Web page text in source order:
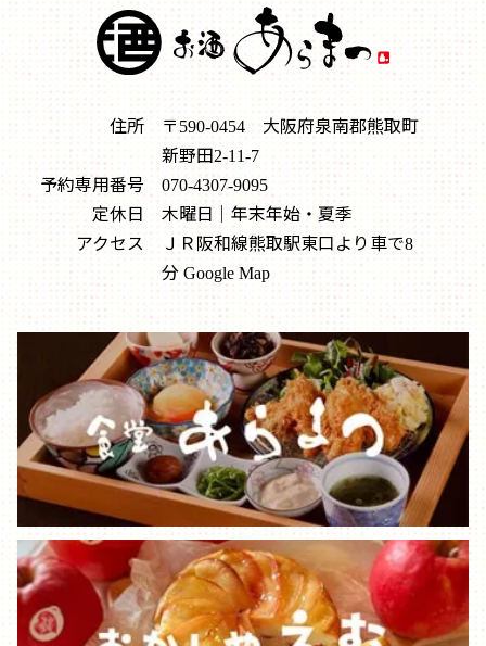
住所
〒​590-0454 大阪府泉南郡熊取町
新野田2-11-7
予約専用番号
070-4307-9095
定休日
木曜日｜年末年始・夏季
アクセス
ＪＲ阪和線熊取駅東口より車で8
分 Google Map